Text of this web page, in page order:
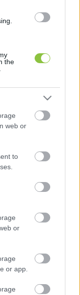
the
web or
to
or
or app.
tünetek nélkül.
szociális
dolgozók
le. Bodrozsán
Túl azon,
Egyesület
egy oltást
intézett a
a
kérdése –
képviselője